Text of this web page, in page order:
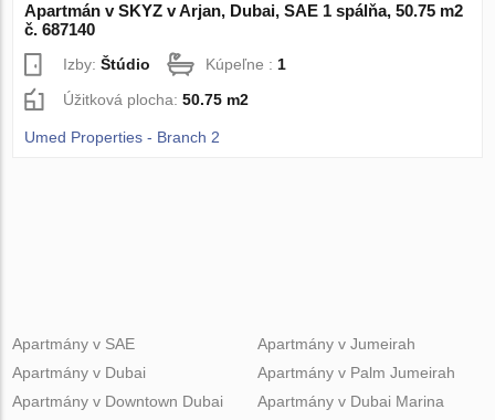
Apartmán v SKYZ v Arjan, Dubai, SAE 1 spálňa, 50.75 m2
č. 687140
Izby:Štúdio Kúpeľne : 1
Úžitková plocha:50.75 m2
Umed Properties - Branch 2
Apartmány v SAE
Apartmány v Dubai
Apartmány v Downtown Dubai
Apartmány v Jumeirah
Apartmány v Palm Jumeirah
Apartmány v Dubai Marina